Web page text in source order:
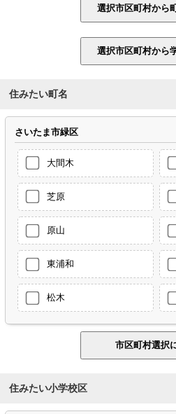
住みたい町名
さいたま市緑区
大間木
芝原
原山
東浦和
松木
住みたい小学校区